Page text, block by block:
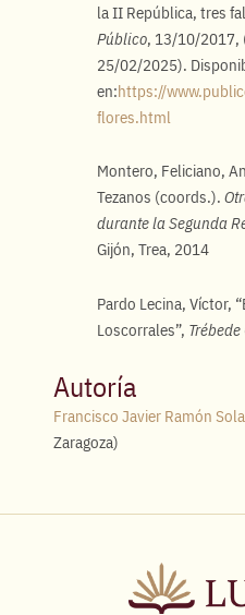
la II República, tres
Público, 13/10/2017,
25/02/2025).
en:https://
flores.html
Montero, Feliciano,
Tezanos (coords.).
durante la Segunda
Gijón, Trea, 2014
Pardo Lecina, Víctor,
Loscorrales”, Trébede
Autoría
Francisco Javier Ramón
Zaragoza)